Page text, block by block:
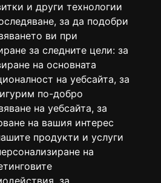
и други технологии
за да подобри
ви при
за следните цели: за
на основната
на уебсайта, за
по-добро
на уебсайта, за
на вашия интерес
продукти и услуги
на
за